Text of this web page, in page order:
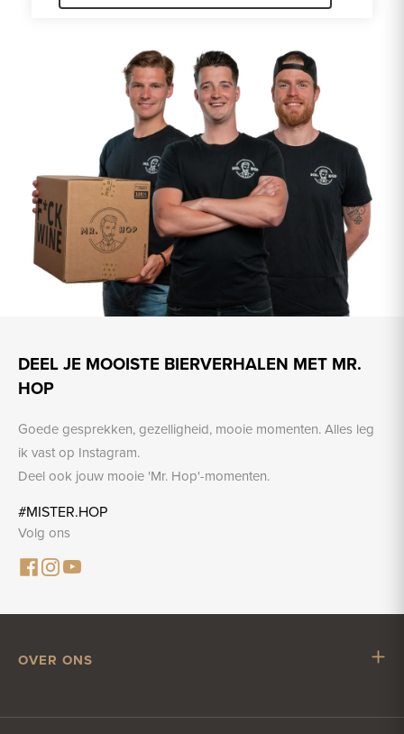
DEEL JE MOOISTE BIERVERHALEN MET MR.
HOP
Goede gesprekken, gezelligheid, mooie momenten. Alles leg
ik vast op Instagram.
Deel ook jouw mooie 'Mr. Hop'-momenten.
#MISTER.HOP
Volg ons
OVER ONS